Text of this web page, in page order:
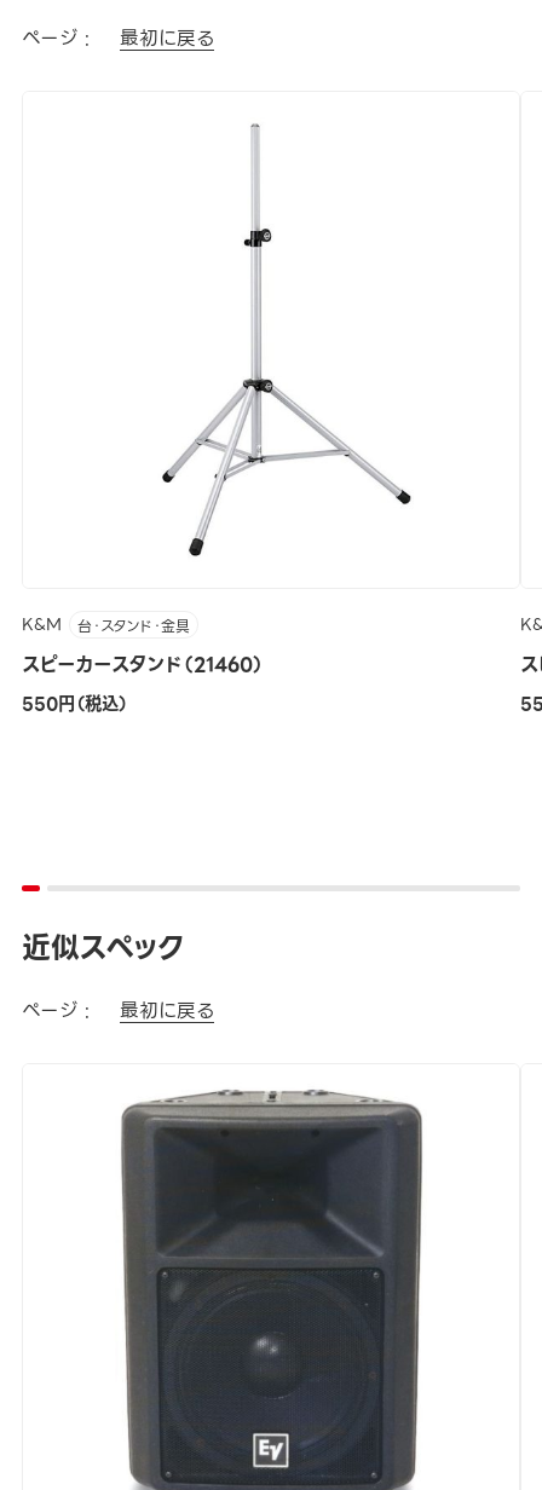
ページ : 最初に戻る
K&M 台・スタンド・金具
スピーカースタンド（21460）
550円（税込）
近似スペック
ページ : 最初に戻る